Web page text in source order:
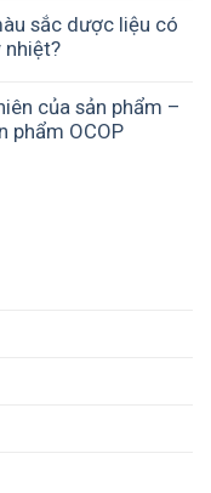
sắc dược liệu có
nhiệt?
của sản phẩm –
phẩm OCOP